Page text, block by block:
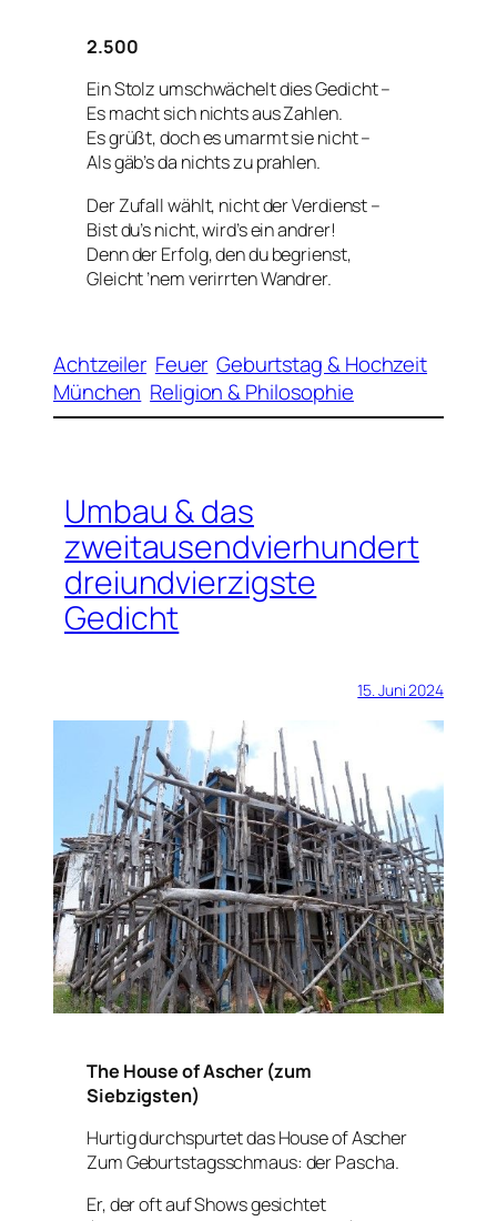
2.500
Ein Stolz umschwächelt dies Gedicht –
Es macht sich nichts aus Zahlen.
Es grüßt, doch es umarmt sie nicht –
Als gäb’s da nichts zu prahlen.
Der Zufall wählt, nicht der Verdienst –
Bist du’s nicht, wird’s ein andrer!
Denn der Erfolg, den du begrienst,
Gleicht ’nem verirrten Wandrer.
Achtzeiler Feuer Geburtstag & Hochzeit
München Religion & Philosophie
Umbau & das
zweitausendvierhundert
dreiundvierzigste
Gedicht
15. Juni 2024
The House of Ascher (zum
Siebzigsten)
Hurtig durchspurtet das House of Ascher
Zum Geburtstagsschmaus: der Pascha.
Er, der oft auf Shows gesichtet